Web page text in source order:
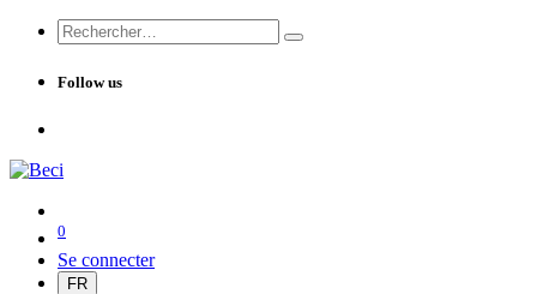
Follow us
0
Se connecter
FR